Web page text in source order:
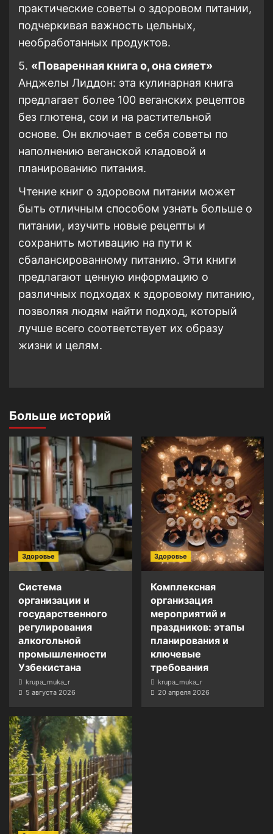
практические советы о здоровом питании,
подчеркивая важность цельных,
необработанных продуктов.
5. «Поваренная книга о, она сияет»
Анджелы Лиддон: эта кулинарная книга
предлагает более 100 веганских рецептов
без глютена, сои и на растительной
основе. Он включает в себя советы по
наполнению веганской кладовой и
планированию питания.
Чтение книг о здоровом питании может
быть отличным способом узнать больше о
питании, изучить новые рецепты и
сохранить мотивацию на пути к
сбалансированному питанию. Эти книги
предлагают ценную информацию о
различных подходах к здоровому питанию,
позволяя людям найти подход, который
лучше всего соответствует их образу
жизни и целям.
Больше историй
Здоровье
Система
организации и
государственного
регулирования
алкогольной
промышленности
Узбекистана
krupa_muka_r
5 августа 2026
Здоровье
Комплексная
организация
мероприятий и
праздников: этапы
планирования и
ключевые
требования
krupa_muka_r
20 апреля 2026